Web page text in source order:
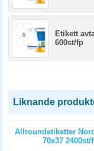
Etikett
600st/fp
Liknande
Allroundetiketter
70x37 2400st/